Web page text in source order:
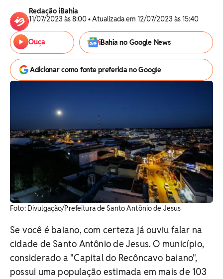
Redação iBahia
11/07/2023 às 8:00 • Atualizada em 12/07/2023 às 15:40
Ouça iBahia no Google News
Adicionar como fonte preferida no Google
Foto: Divulgação/Prefeitura de Santo Antônio de Jesus
Se você é baiano, com certeza já ouviu falar na
cidade de Santo Antônio de Jesus. O município,
considerado a "Capital do Recôncavo baiano",
possui uma população estimada em mais de 103